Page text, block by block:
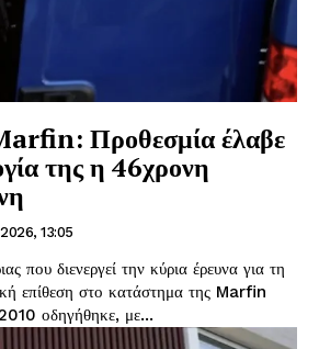
Προθεσμία έλαβε
της η 46χρονη
13:05
που διενεργεί την κύρια έρευνα για τη
επίθεση στο κατάστημα της Marfin
οδηγήθηκε, με...